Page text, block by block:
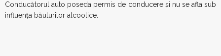
Conducătorul auto poseda permis de conducere şi nu se afla sub
influenţa băuturilor alcoolice.